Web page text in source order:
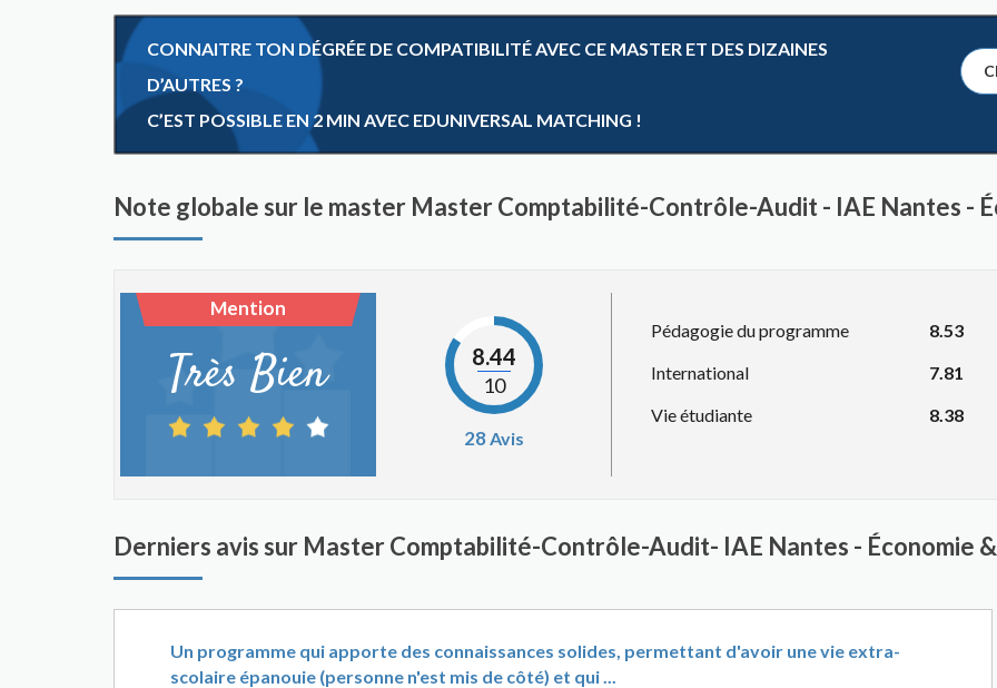
CONNAITRE TON DÉGRÉE DE COMPATIBILITÉ AVEC CE MASTER ET DES DIZAINES
D’AUTRES ?
C’EST POSSIBLE EN 2 MIN AVEC EDUNIVERSAL MATCHING !
Note globale sur le master Master Comptabilité-Contrôle-Audit - IAE Nantes -
Mention
Très Bien 8.44
10
28 Avis
Pédagogie du programme
8.53
International
7.81
Vie étudiante
8.38
Derniers avis sur Master Comptabilité-Contrôle-Audit- IAE Nantes - Économie
Un programme qui apporte des connaissances solides, permettant d'avoir une vie extra-
scolaire épanouie (personne n'est mis de côté) et qui ...